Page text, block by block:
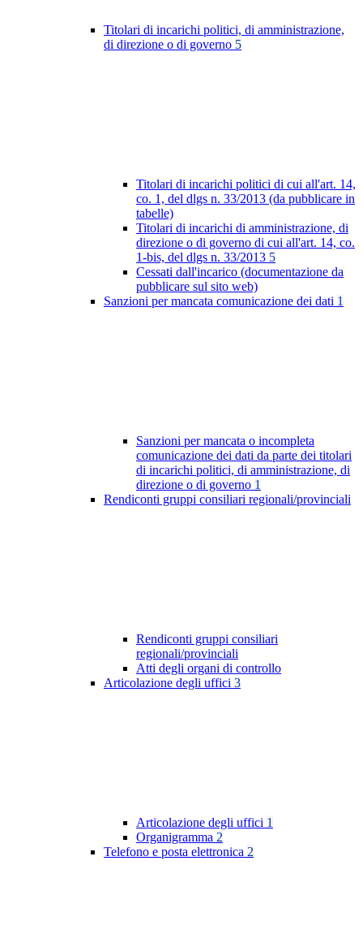
Titolari di incarichi politici, di amministrazione,
di direzione o di governo 5
Titolari di incarichi politici di cui all'art. 14,
co. 1, del dlgs n. 33/2013 (da pubblicare in
tabelle)
Titolari di incarichi di amministrazione, di
direzione o di governo di cui all'art. 14, co.
1-bis, del dlgs n. 33/2013 5
Cessati dall'incarico (documentazione da
pubblicare sul sito web)
Sanzioni per mancata comunicazione dei dati 1
Sanzioni per mancata o incompleta
comunicazione dei dati da parte dei titolari
di incarichi politici, di amministrazione, di
direzione o di governo 1
Rendiconti gruppi consiliari regionali/provinciali
Rendiconti gruppi consiliari
regionali/provinciali
Atti degli organi di controllo
Articolazione degli uffici 3
Articolazione degli uffici 1
Organigramma 2
Telefono e posta elettronica 2